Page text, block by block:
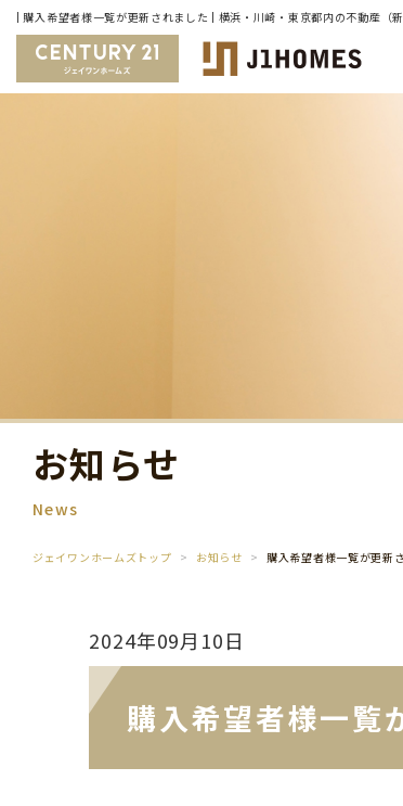
| 購入希望者様一覧が更新されました | 横浜・川崎・東京都内の不動産
お知らせ
News
ジェイワンホームズトップ お知らせ 購入希望者様一覧が更新
2024年09月10日
購入希望者様一覧